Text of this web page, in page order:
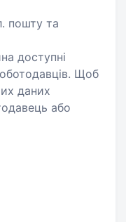
пошту та
доступні
Щоб
даних
або